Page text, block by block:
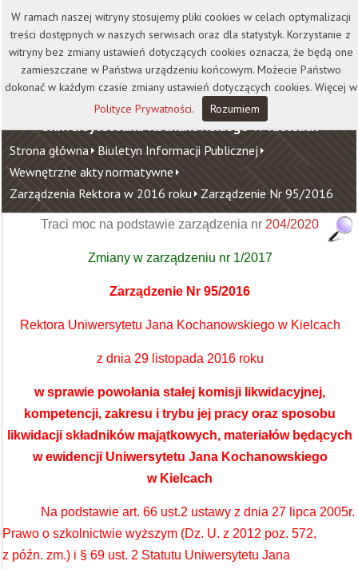
Kontakt Biblioteka
Wydawnictwo
Wirtualna Uczelnia
Uniwersytet Jana Kochanowskiego w Kielcach
Strona główna Biuletyn Informacji Publicznej
Wewnętrzne akty normatywne
Zarządzenia Rektora w 2016 roku Zarządzenie Nr 95/2016
Traci moc na podstawie zarządzenia nr 204/2020
Zmiany w zarządzeniu nr 1/2017
Zarządzenie Nr 95/2016
Rektora Uniwersytetu Jana Kochanowskiego w Kielcach
z dnia 29 listopada 2016 roku
w sprawie powołania stałej komisji likwidacyjnej,
kompetencji, zakresu i trybu jej pracy oraz sposobu
likwidacji składników majątkowych, materiałów będących
w ewidencji Uniwersytetu Jana Kochanowskiego
w Kielcach
Na podstawie art. 66 ust.2 ustawy z dnia 27 lipca 2005r.
Prawo o szkolnictwie wyższym (Dz. U. z 2012 poz. 572,
z późn. zm.) i § 69 ust. 2 Statutu Uniwersytetu Jana
W ramach naszej witryny stosujemy pliki cookies w celach optymalizacji
treści dostępnych w naszych serwisach oraz dla statystyk. Korzystanie z
witryny bez zmiany ustawień dotyczących cookies oznacza, że będą one
zamieszczane w Państwa urządzeniu końcowym. Możecie Państwo
dokonać w każdym czasie zmiany ustawień dotyczących cookies. Więcej w
Polityce Prywatności. Rozumiem